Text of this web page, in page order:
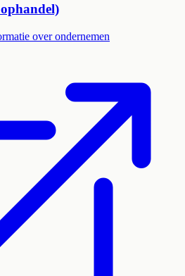
over ondernemen